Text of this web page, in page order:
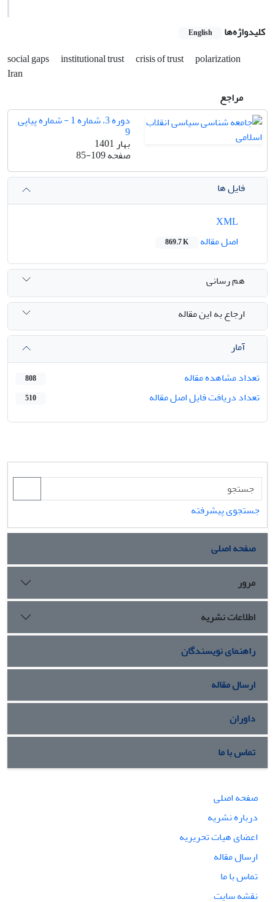
کلیدواژه‌ها English
social gaps institutional trust crisis of trust polarization
Iran
مراجع
دوره 3، شماره 1 - شماره پیاپی
9
بهار 1401
صفحه85-109
فایل ها
اصل مقاله
869.7 K
هم رسانی
ارجاع به این مقاله
آمار
تعداد مشاهده مقاله
808
تعداد دریافت فایل اصل مقاله 510
جستجوی پیشرفته
صفحه اصلی
مرور
اطلاعات نشریه
راهنمای نویسندگان
ارسال مقاله
داوران
تماس با ما
صفحه اصلی
درباره نشریه
اعضای هیات تحریریه
ارسال مقاله
تماس با ما
نقشه سایت